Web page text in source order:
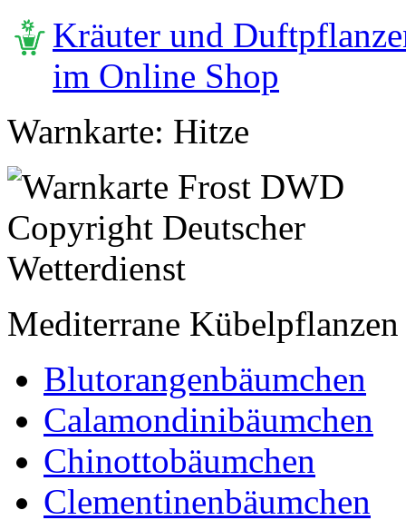
Kräuter und
im Online Shop
Warnkarte: Hitze
Mediterrane Kübelpflanzen
Blutorangenbäumchen
Calamondinibäumchen
Chinottobäumchen
Clementinenbäumchen